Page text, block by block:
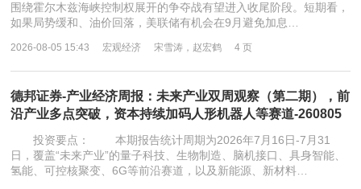
围绕霍尔木兹海峡控制权展开的争夺战有望进入收尾阶段。短期看，
如果局势缓和、油价回落，美联储有机会在9月避免加息…
2026-08-05 15:43 宏观经济 宋雪涛，赵宏鹤 4 页
德邦证券-产业经济周报：未来产业双周观察（第二期），前
沿产业多点突破，资本持续加码人形机器人等赛道-260805
投资要点： 本期报告统计周期为2026年7月16日-7月31
日，覆盖“未来产业”的量子科技、生物制造、脑机接口、具身智能、
氢能、可控核聚变、6G等前沿赛道，以及新能源、新材料…